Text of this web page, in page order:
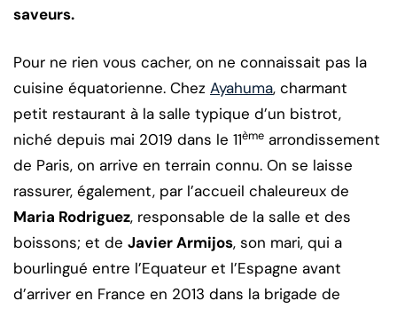
saveurs.
Pour ne rien vous cacher, on ne connaissait pas la
cuisine équatorienne. Chez Ayahuma, charmant
petit restaurant à la salle typique d’un bistrot,
niché depuis mai 2019 dans le 11ème arrondissement
de Paris, on arrive en terrain connu. On se laisse
rassurer, également, par l’accueil chaleureux de
Maria Rodriguez, responsable de la salle et des
boissons; et de Javier Armijos, son mari, qui a
bourlingué entre l’Equateur et l’Espagne avant
d’arriver en France en 2013 dans la brigade de